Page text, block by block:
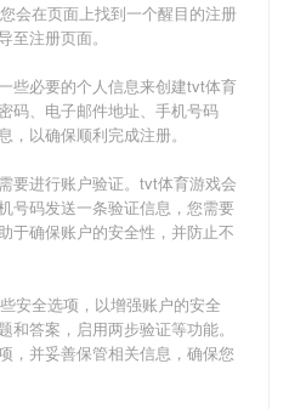
会在页面上找到一个醒目的注册
至注册页面。
些必要的个人信息来创建tvt体育
码、电子邮件地址、手机号码
以确保顺利完成注册。
要进行账户验证。 tvt体育游戏会
号码发送一条验证信息，您需要
于确保账户的安全性，并防止不
安全选项，以增强账户的安全
答案，启用两步验证等功能。
，并妥善保管相关信息，确保您